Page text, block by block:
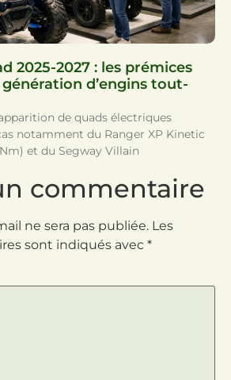
2025-2027 : les prémices
génération d’engins tout-
de quads électriques
notamment du Ranger XP Kinetic
Nm) et du Segway Villain
commentaire
ne sera pas publiée. Les
sont indiqués avec *